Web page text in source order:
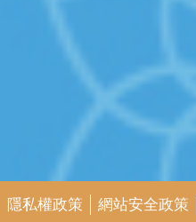
隱私權政策 網站安全政策